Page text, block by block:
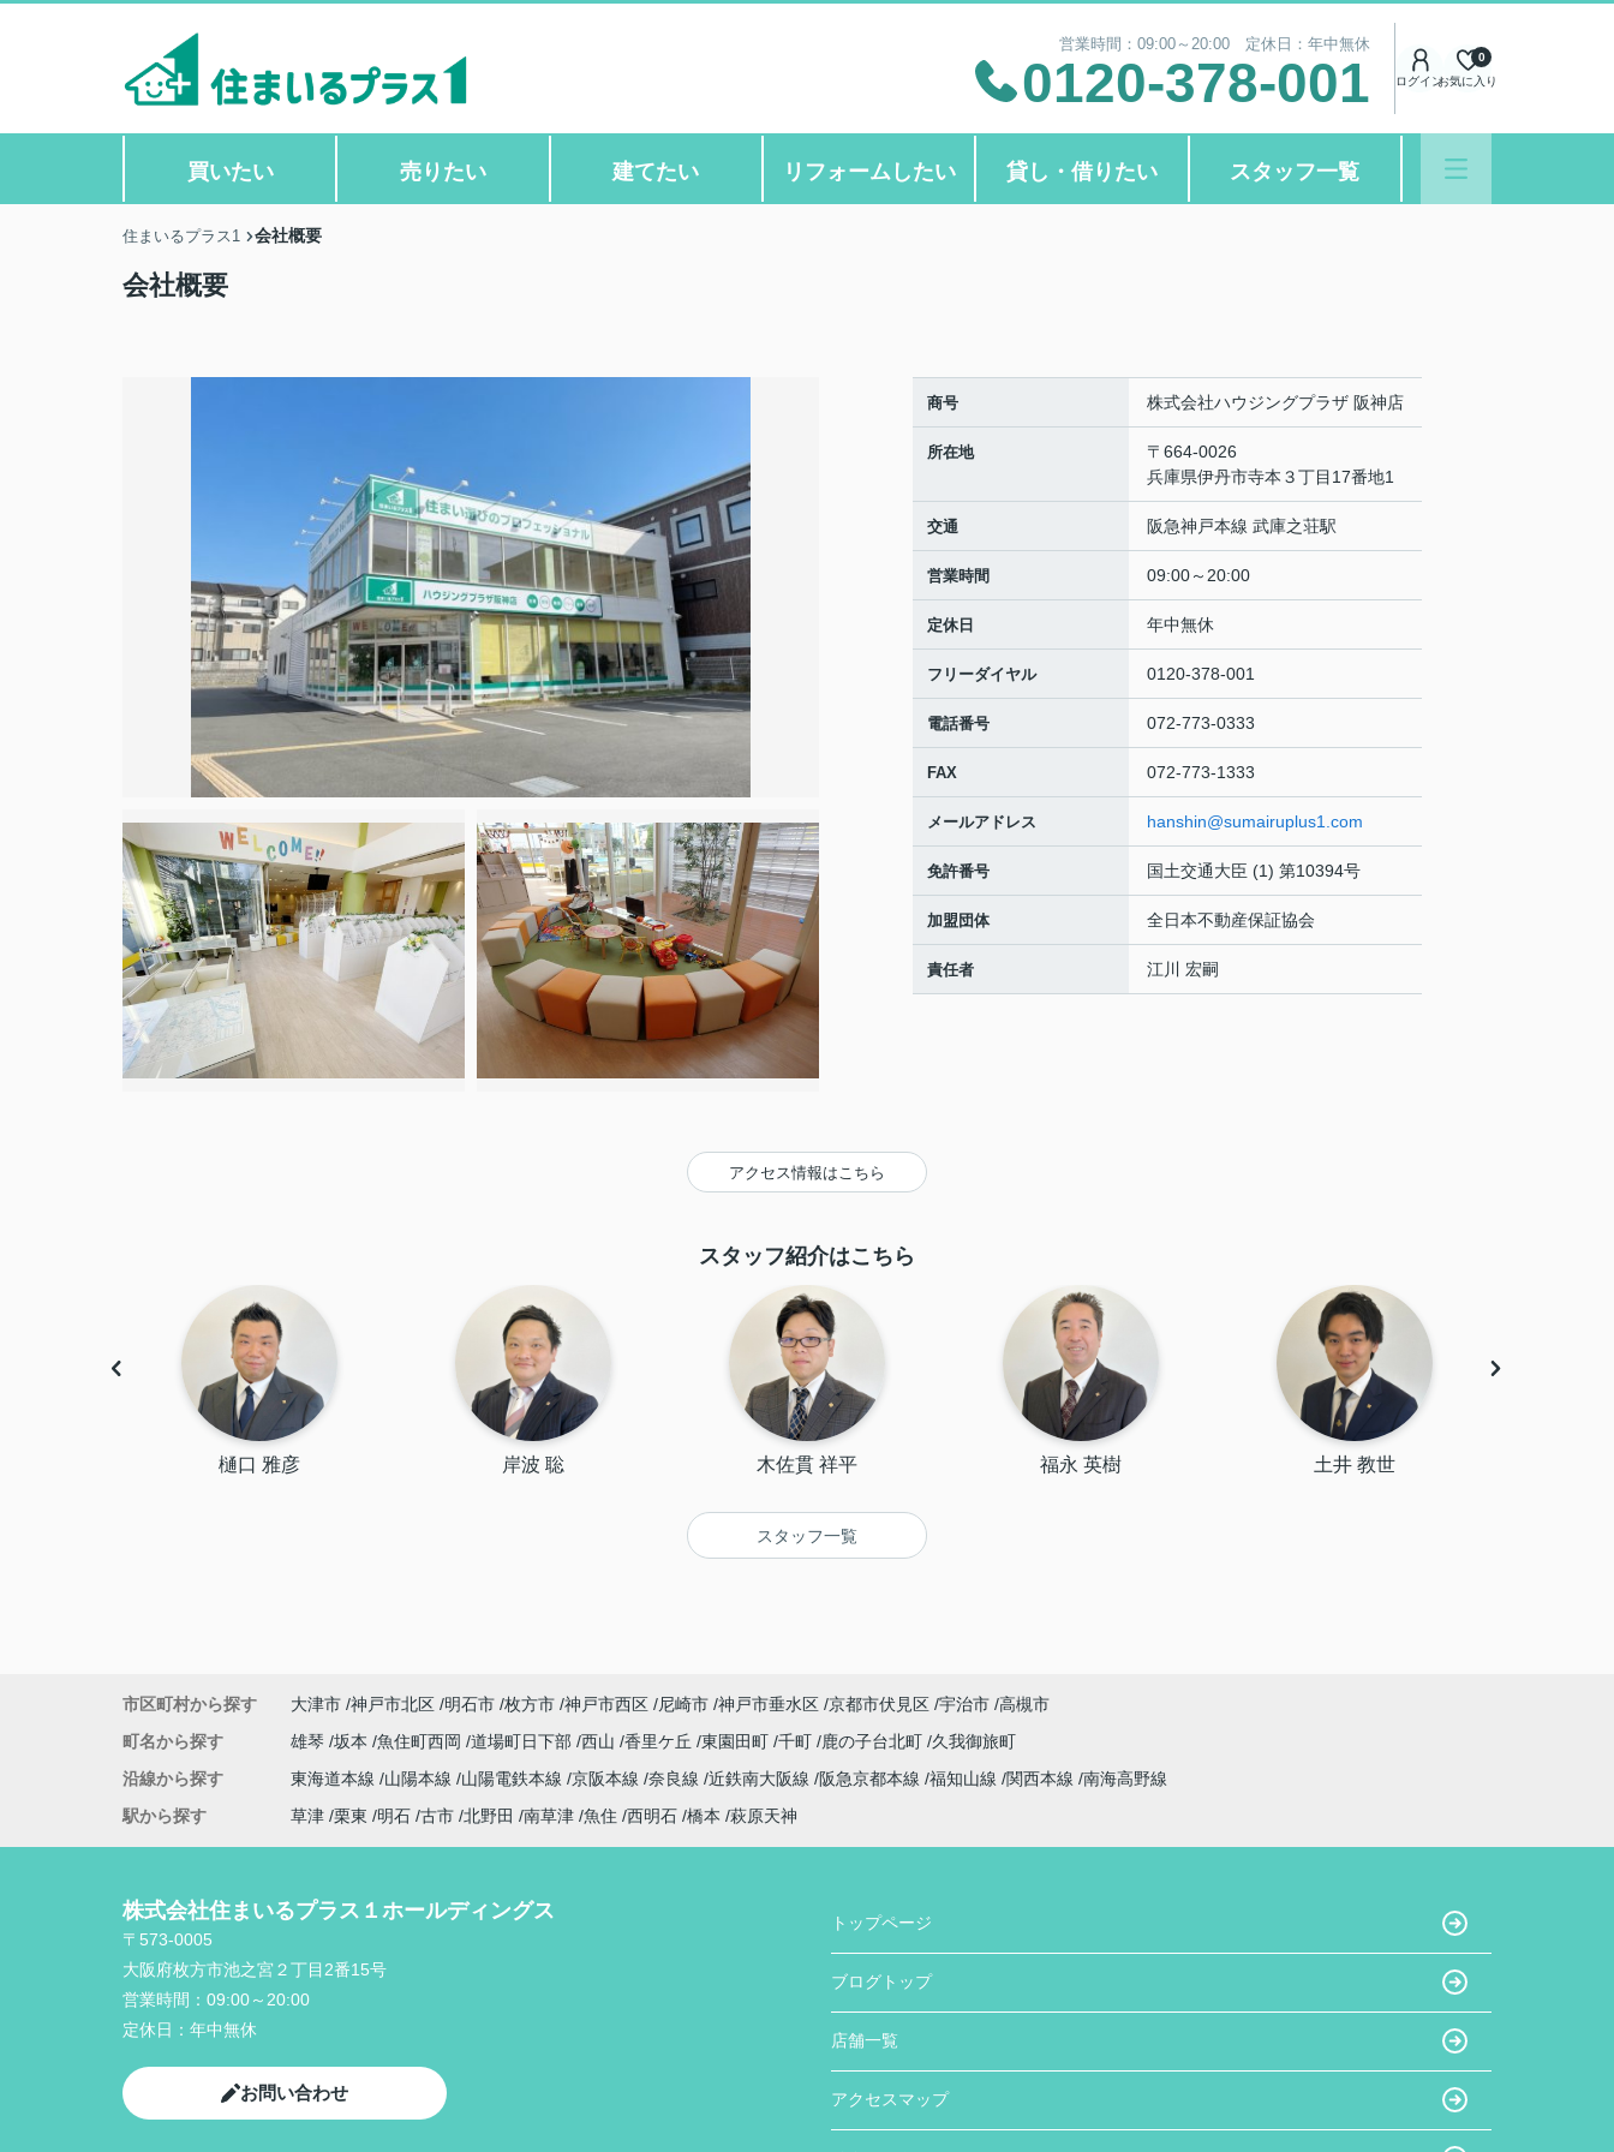
営業時間：09:00～20:00 定休日：年中無休
0120-378-001 ログインお気に入り
0
買いたい 売りたい 建てたい リフォームしたい 貸し・借りたい スタッフ一覧
住まいるプラス1 会社概要
会社概要
商号 株式会社ハウジングプラザ 阪神店
所在地
〒664-0026
兵庫県伊丹市寺本３丁目17番地1
交通 阪急神戸本線 武庫之荘駅
営業時間 09:00～20:00
定休日 年中無休
フリーダイヤル 0120-378-001
電話番号 072-773-0333
FAX 072-773-1333
メールアドレス hanshin@sumairuplus1.com
免許番号 国土交通大臣 (1) 第10394号
加盟団体 全日本不動産保証協会
責任者 江川 宏嗣
アクセス情報はこちら
スタッフ紹介はこちら
樋口 雅彦 岸波 聡 木佐貫 祥平 福永 英樹 土井 教世
スタッフ一覧
市区町村から探す 大津市 神戸市北区 明石市 枚方市 神戸市西区 尼崎市 神戸市垂水区 京都市伏見区 宇治市 高槻市
町名から探す
雄琴 坂本 魚住町西岡 道場町日下部 西山 香里ケ丘 東園田町 千町 鹿の子台北町 久我御旅町
沿線から探す
東海道本線 山陽本線 山陽電鉄本線 京阪本線 奈良線 近鉄南大阪線 阪急京都本線 福知山線 関西本線 南海高野線
駅から探す
草津 栗東 明石 古市 北野田 南草津 魚住 西明石 橋本 萩原天神
株式会社住まいるプラス１ホールディングス
〒573-0005
大阪府枚方市池之宮２丁目2番15号
営業時間： 09:00～20:00
定休日： 年中無休
お問い合わせ
トップページ
ブログトップ
店舗一覧
アクセスマップ